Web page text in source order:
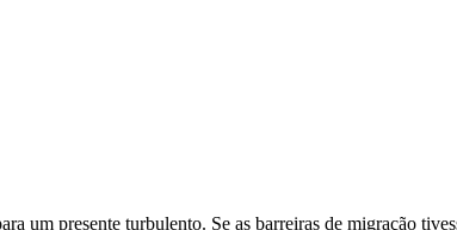
um presente turbulento. Se as barreiras de migração